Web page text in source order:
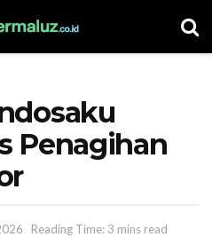
Penagihan
Reading Time: 3 mins read